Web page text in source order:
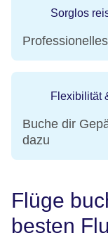
Sorglos
Flexibilität
Buche dir
dazu
Flüge
besten